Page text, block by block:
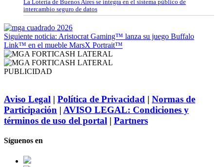
La Lotería de Buenos Aires se integra en el sistema público de
intercambio seguro de datos
Siguiente noticia: Aristocrat Gaming™ lanza su juego Buffalo
Link™ en el mueble MarsX Portrait™
PUBLICIDAD
Aviso Legal | Política de Privacidad | Normas de
Participación | AVISO LEGAL: Condiciones y
términos de uso del portal | Partners
Síguenos en